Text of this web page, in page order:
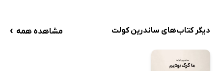
دیگر کتاب‌های ساندرین کولت مشاهده همه ›